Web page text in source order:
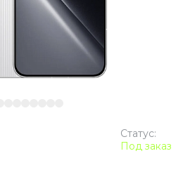
Статус:
Под заказ